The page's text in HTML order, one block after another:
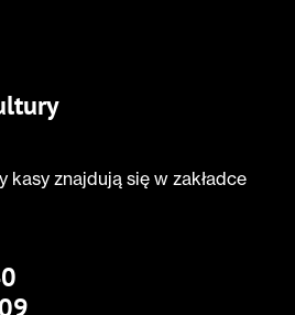
znajdują się w zakładce